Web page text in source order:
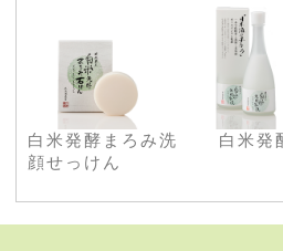
白米発酵まろみ洗
顔せっけん
白米発